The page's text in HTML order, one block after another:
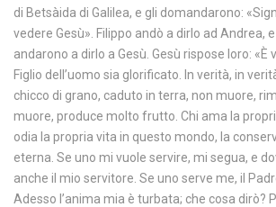
di Betsàida di Galilea, e gli domandarono:
vedere Gesù». Filippo andò a dirlo ad Andrea,
andarono a dirlo a Gesù. Gesù rispose loro: «È
Figlio dell’uomo sia glorificato. In verità, in
chicco di grano, caduto in terra, non muore,
muore, produce molto frutto. Chi ama la
odia la propria vita in questo mondo, la
eterna. Se uno mi vuole servire, mi segua, e
anche il mio servitore. Se uno serve me, il
Adesso l’anima mia è turbata; che cosa dirò?